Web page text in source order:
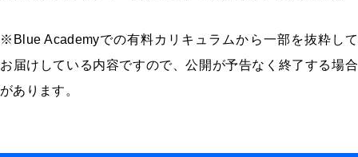
※Blue Academyでの有料カリキュラムから一部を抜粋して
お届けしている内容ですので、公開が予告なく終了する場合
があります。